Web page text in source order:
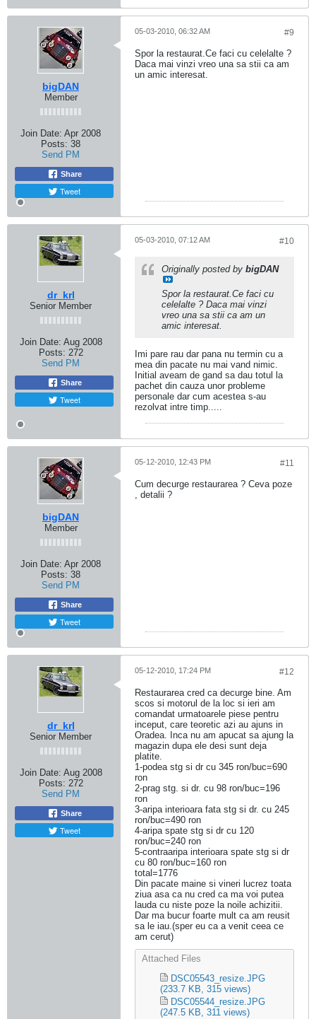
bigDAN
Member
Join Date: Apr 2008
Posts: 38
Send PM
Share
Tweet
#9
05-03-2010, 06:32 AM
Spor la restaurat.Ce faci cu celelalte ?
Daca mai vinzi vreo una sa stii ca am
un amic interesat.
dr_krl
Senior Member
Join Date: Aug 2008
Posts: 272
Send PM
Share
Tweet
#10
05-03-2010, 07:12 AM
Originally posted by bigDAN
Spor la restaurat.Ce faci cu
celelalte ? Daca mai vinzi
vreo una sa stii ca am un
amic interesat.
Imi pare rau dar pana nu termin cu a
mea din pacate nu mai vand nimic.
Initial aveam de gand sa dau totul la
pachet din cauza unor probleme
personale dar cum acestea s-au
rezolvat intre timp.....
bigDAN
Member
Join Date: Apr 2008
Posts: 38
Send PM
Share
Tweet
#11
05-12-2010, 12:43 PM
Cum decurge restaurarea ? Ceva poze
, detalii ?
dr_krl
Senior Member
Join Date: Aug 2008
Posts: 272
Send PM
Share
Tweet
#12
05-12-2010, 17:24 PM
Restaurarea cred ca decurge bine. Am
scos si motorul de la loc si ieri am
comandat urmatoarele piese pentru
inceput, care teoretic azi au ajuns in
Oradea. Inca nu am apucat sa ajung la
magazin dupa ele desi sunt deja
platite.
1-podea stg si dr cu 345 ron/buc=690
ron
2-prag stg. si dr. cu 98 ron/buc=196
ron
3-aripa interioara fata stg si dr. cu 245
ron/buc=490 ron
4-aripa spate stg si dr cu 120
ron/buc=240 ron
5-contraaripa interioara spate stg si dr
cu 80 ron/buc=160 ron
total=1776
Din pacate maine si vineri lucrez toata
ziua asa ca nu cred ca ma voi putea
lauda cu niste poze la noile achizitii.
Dar ma bucur foarte mult ca am reusit
sa le iau.(sper eu ca a venit ceea ce
am cerut)
Attached Files
DSC05543_resize.JPG
(233.7 KB, 315 views)
DSC05544_resize.JPG
(247.5 KB, 311 views)